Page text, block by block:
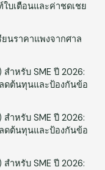
บเตือนและค่าชดเชย
ยนราคาแพงจากศาล
ำหรับ SME ปี 2026:
ดต้นทุนและป้องกันข้อ
ำหรับ SME ปี 2026:
ดต้นทุนและป้องกันข้อ
ำหรับ SME ปี 2026: